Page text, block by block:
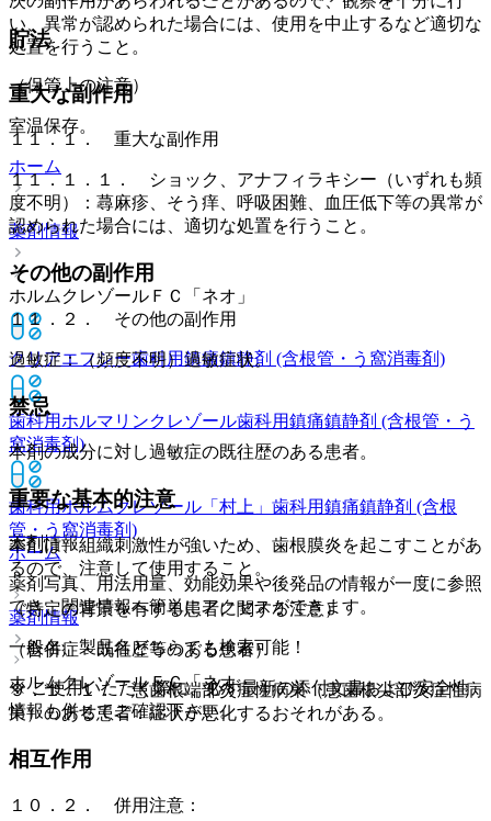
貯法
（保管上の注意）
室温保存。
ホーム
薬剤情報
ホルムクレゾールＦＣ「ネオ」
クリアエフシー歯科用鎮痛鎮静剤 (含根管・う窩消毒剤)
歯科用ホルマリンクレゾール歯科用鎮痛鎮静剤 (含根管・う
窩消毒剤)
歯科用ホルムクレゾール「村上」 歯科用鎮痛鎮静剤 (含根
管・う窩消毒剤)
ホーム
薬剤情報
ホルムクレゾールＦＣ「ネオ」
い、異常が認められた場合には、使用を中止するなど適切な
処置を行うこと。
重大な副作用
１１．１． 重大な副作用
１１．１．１． ショック、アナフィラキシー（いずれも頻
度不明）：蕁麻疹、そう痒、呼吸困難、血圧低下等の異常が
認められた場合には、適切な処置を行うこと。
その他の副作用
１１．２． その他の副作用
過敏症：（頻度不明）過敏症状。
禁忌
本剤の成分に対し過敏症の既往歴のある患者。
重要な基本的注意
本剤は、組織刺激性が強いため、歯根膜炎を起こすことがあ
るので、注意して使用すること。
（特定の背景を有する患者に関する注意）
（合併症・既往歴等のある患者）
９．１．１． 患歯根端部炎症性病巣（患歯根尖部炎症性病
巣）のある患者：症状が悪化するおそれがある。
相互作用
１０．２． 併用注意：
薬剤情報
薬剤写真、用法用量、効能効果や後発品の情報が一度に参照
でき、関連情報へ簡単にアクセスができます。
一般名、製品名どちらでも検索可能！
※ ご使用いただく際に、必ず最新の添付文書および安全性
情報も併せてご確認下さい。